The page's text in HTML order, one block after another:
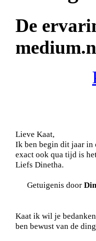
De
Lieve Kaat,
Ik ben begin dit jaar in
exact ook qua tijd is
Liefs Dinetha.
Getuigenis door
Kaat ik wil je
ben bewust van de